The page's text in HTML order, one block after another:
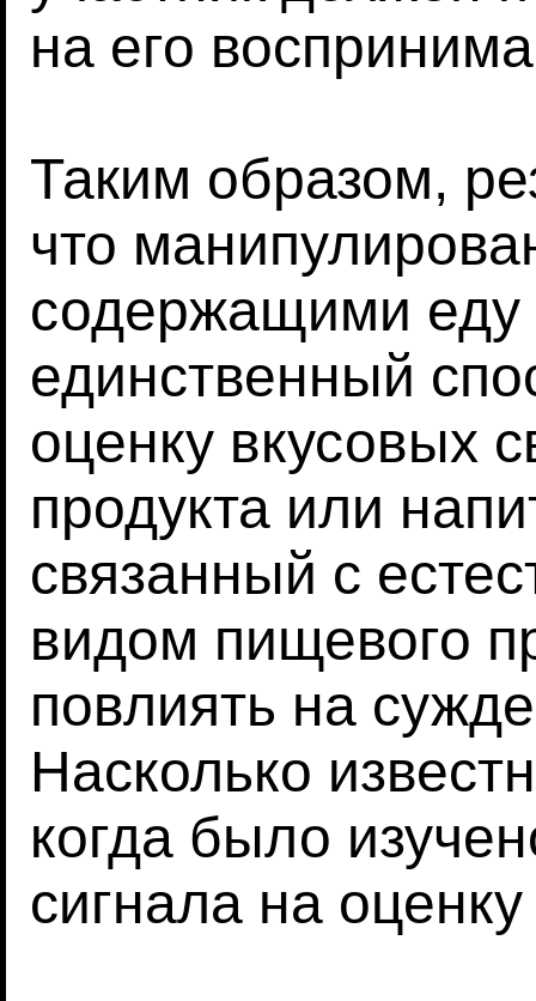
на его
Таким образом,
что
содержащими еду
единственный
оценку вкусовых
продукта или
связанный с
видом пищевого
повлиять на
Насколько
когда было
сигнала на оценку